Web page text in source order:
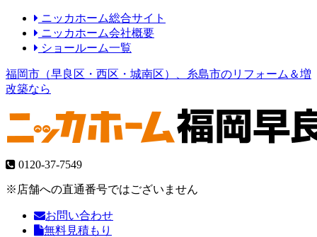
ニッカホーム総合サイト
ニッカホーム会社概要
ショールーム一覧
福岡市（早良区・西区・城南区）、糸島市のリフォーム＆増
改築なら
0120-37-7549
※店舗への直通番号ではございません
お問い合わせ
無料見積もり